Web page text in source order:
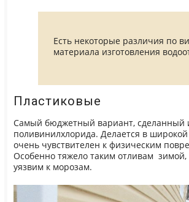
Есть некоторые различия по
материала изготовления
Пластиковые
Самый бюджетный вариант, сделанный
поливинилхлорида. Делается в
очень чувствителен к физическим
Особенно тяжело таким отливам зимой,
уязвим к морозам.